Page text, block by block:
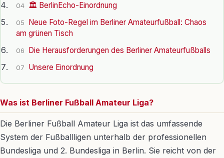
04 🏛️ BerlinEcho-Einordnung
05
Neue Foto-Regel im Berliner Amateurfußball: Chaos
am grünen Tisch
06 Die Herausforderungen des Berliner Amateurfußballs
07 Unsere Einordnung
Was ist Berliner Fußball Amateur Liga?
Die Berliner Fußball Amateur Liga ist das umfassende
System der Fußballligen unterhalb der professionellen
Bundesliga und 2. Bundesliga in Berlin. Sie reicht von der